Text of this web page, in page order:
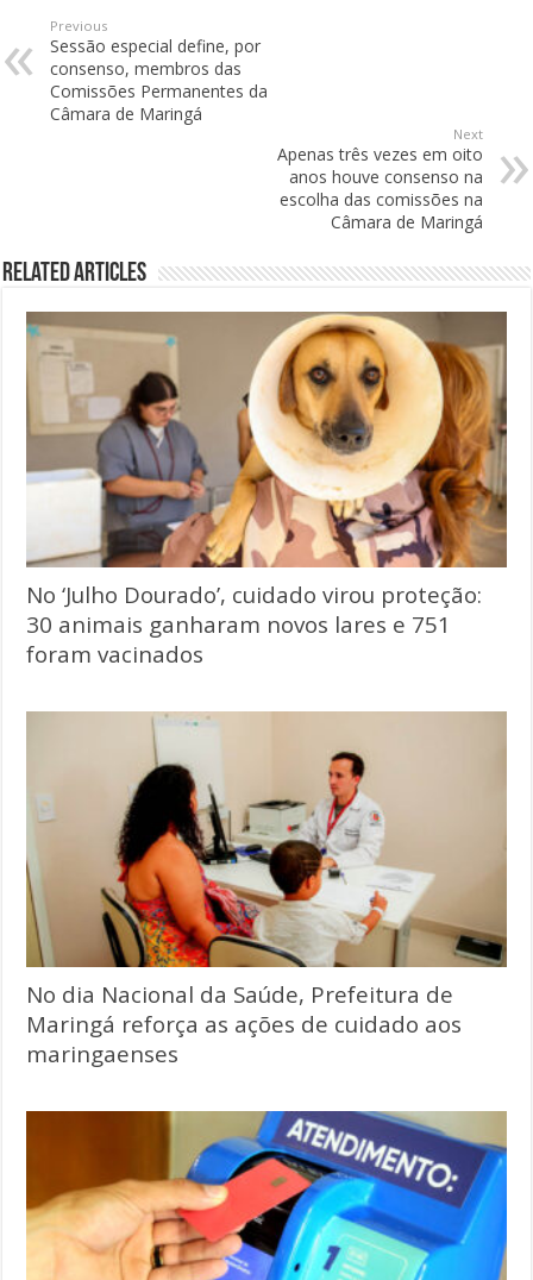
Previous
Sessão especial define, por
consenso, membros das
Comissões Permanentes da
Câmara de Maringá
Next
Apenas três vezes em oito
anos houve consenso na
escolha das comissões na
Câmara de Maringá
Related Articles
No ‘Julho Dourado’, cuidado virou proteção:
30 animais ganharam novos lares e 751
foram vacinados
No dia Nacional da Saúde, Prefeitura de
Maringá reforça as ações de cuidado aos
maringaenses